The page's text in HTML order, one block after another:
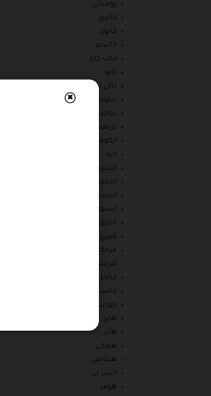
بومبانى .
كاندي .
كانون .
كاسيو .
اثاث كازا .
دايو .
دالي ستار .
ديلونجي .
دومينو .
دريميل .
ايكوماتيك .
البا .
الكتروستار .
امجوي .
انترسيس .
ايسون .
فاجور .
فيري .
فرانك .
فريش .
جالانز .
جاستروباك .
جورينييه .
هاير .
هانز .
هيوكي .
هيتاشي .
اتش بي .
هوفر .
✖